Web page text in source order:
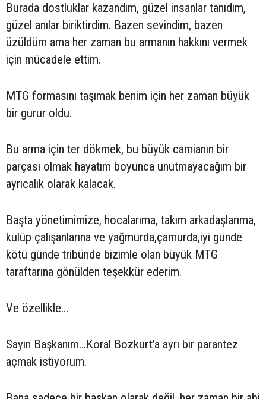
Burada dostluklar kazandım, güzel insanlar tanıdım,
güzel anılar biriktirdim. Bazen sevindim, bazen
üzüldüm ama her zaman bu armanın hakkını vermek
için mücadele ettim.
MTG formasını taşımak benim için her zaman büyük
bir gurur oldu.
Bu arma için ter dökmek, bu büyük camianın bir
parçası olmak hayatım boyunca unutmayacağım bir
ayrıcalık olarak kalacak.
Başta yönetimimize, hocalarıma, takım arkadaşlarıma,
kulüp çalışanlarına ve yağmurda,çamurda,iyi günde
kötü günde tribünde bizimle olan büyük MTG
taraftarına gönülden teşekkür ederim.
Ve özellikle…
Sayın Başkanım...Koral Bozkurt’a ayrı bir parantez
açmak istiyorum.